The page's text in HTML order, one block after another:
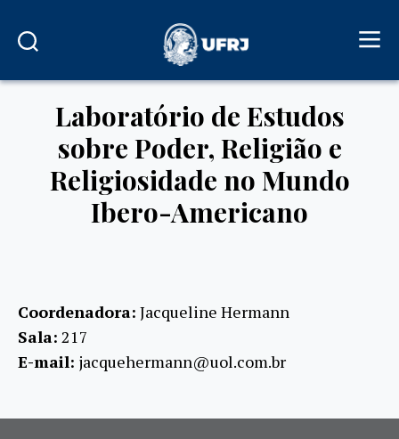
Laboratório de Estudos
sobre Poder, Religião e
Religiosidade no Mundo
Ibero-Americano
Coordenadora: Jacqueline Hermann
Sala: 217
E-mail: jacquehermann@uol.com.br